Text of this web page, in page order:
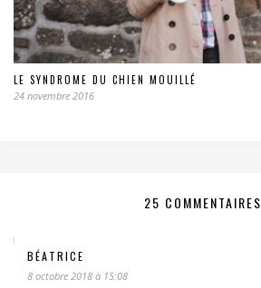
LE SYNDROME DU CHIEN MOUILLÉ
24 novembre 2016
25 COMMENTAIRES
BÉATRICE
8 octobre 2018 à 15:08